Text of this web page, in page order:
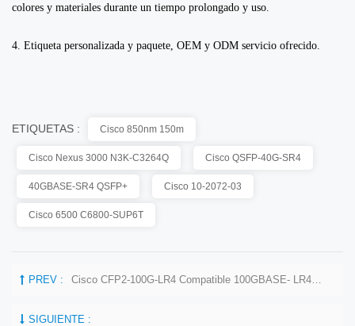
colores y materiales durante un tiempo prolongado y uso.
4. Etiqueta personalizada y paquete, OEM y ODM servicio ofrecido.
ETIQUETAS : Cisco 850nm 150m
Cisco Nexus 3000 N3K-C3264Q Cisco QSFP-40G-SR4
40GBASE-SR4 QSFP+ Cisco 10-2072-03
Cisco 6500 C6800-SUP6T
PREV :
SIGUIENTE :